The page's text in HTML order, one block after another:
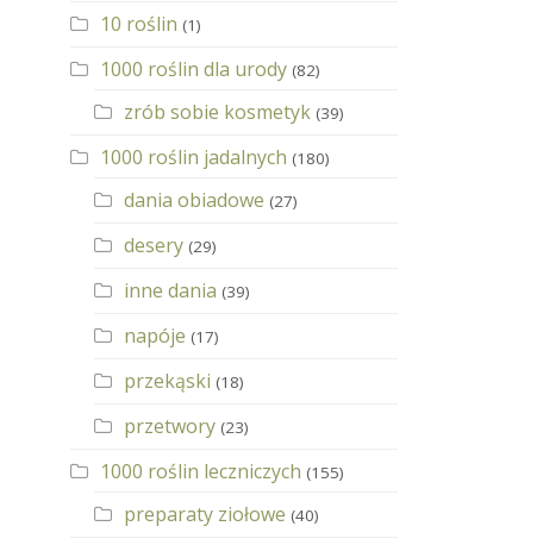
10 roślin (1)
1000 roślin dla urody (82)
zrób sobie kosmetyk (39)
1000 roślin jadalnych (180)
dania obiadowe (27)
desery (29)
inne dania (39)
napóje (17)
przekąski (18)
przetwory (23)
1000 roślin leczniczych (155)
preparaty ziołowe (40)